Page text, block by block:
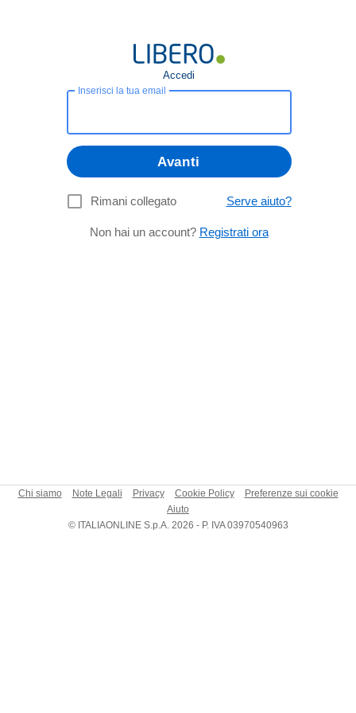
Accedi
Inserisci la tua email
Avanti
Rimani collegato Serve aiuto?
Non hai un account? Registrati ora
Chi siamo Note Legali Privacy Cookie Policy
Preferenze sui cookie
Aiuto
© ITALIAONLINE S.p.A. 2026 - P. IVA 03970540963